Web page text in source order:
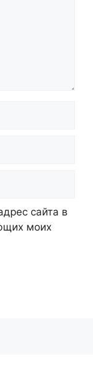
сайта в
моих